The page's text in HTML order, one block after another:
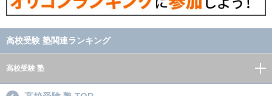
高校受験 塾関連ランキング
高校受験 塾